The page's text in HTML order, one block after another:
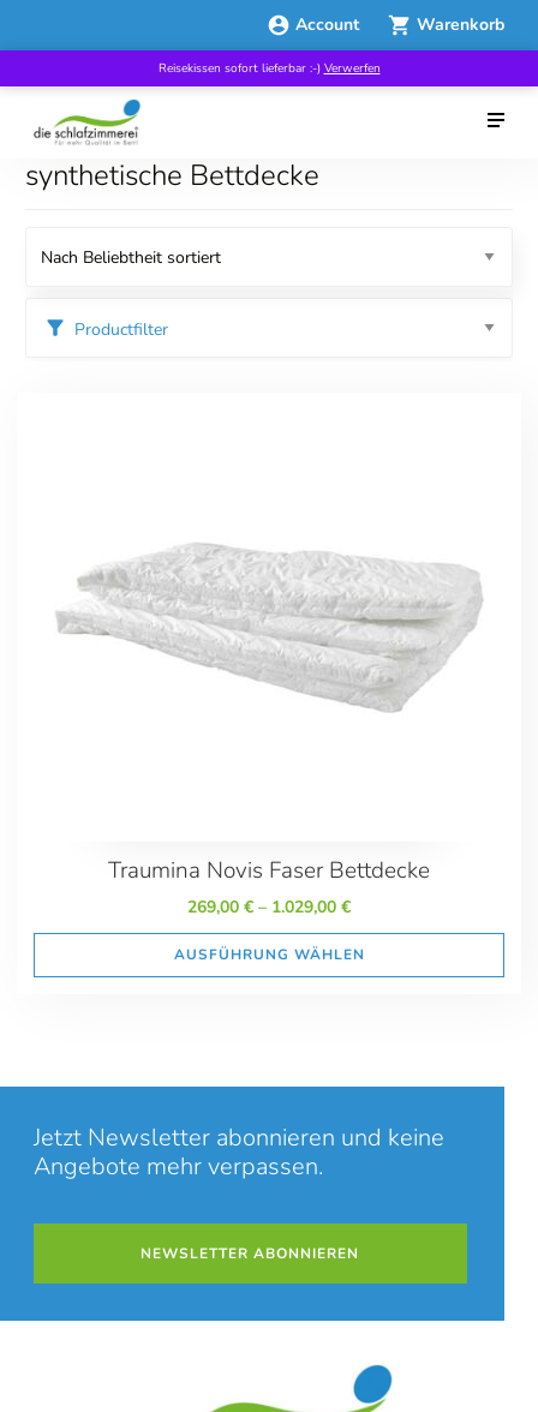
Account Warenkorb
Reisekissen sofort lieferbar :-) Verwerfen
synthetische Bettdecke
Productfilter
269.00 1029.00
200x200 Übergröße
Traumina Novis Faser Bettdecke
269,00 € – 1.029,00 €
AUSFÜHRUNG WÄHLEN
Jetzt Newsletter abonnieren und keine
Angebote mehr verpassen.
NEWSLETTER ABONNIEREN